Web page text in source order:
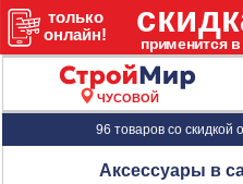
ЧУСОВОЙ
96 товаров со скидкой
Аксессуары в